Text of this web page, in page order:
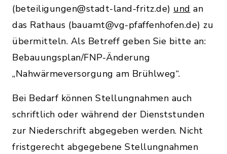
(beteiligungen@stadt-land-fritz.de) und an
das Rathaus (bauamt@vg-pfaffenhofen.de) zu
übermitteln. Als Betreff geben Sie bitte an:
Bebauungsplan/FNP-Änderung
„Nahwärmeversorgung am Brühlweg“.
Bei Bedarf können Stellungnahmen auch
schriftlich oder während der Dienststunden
zur Niederschrift abgegeben werden. Nicht
fristgerecht abgegebene Stellungnahmen